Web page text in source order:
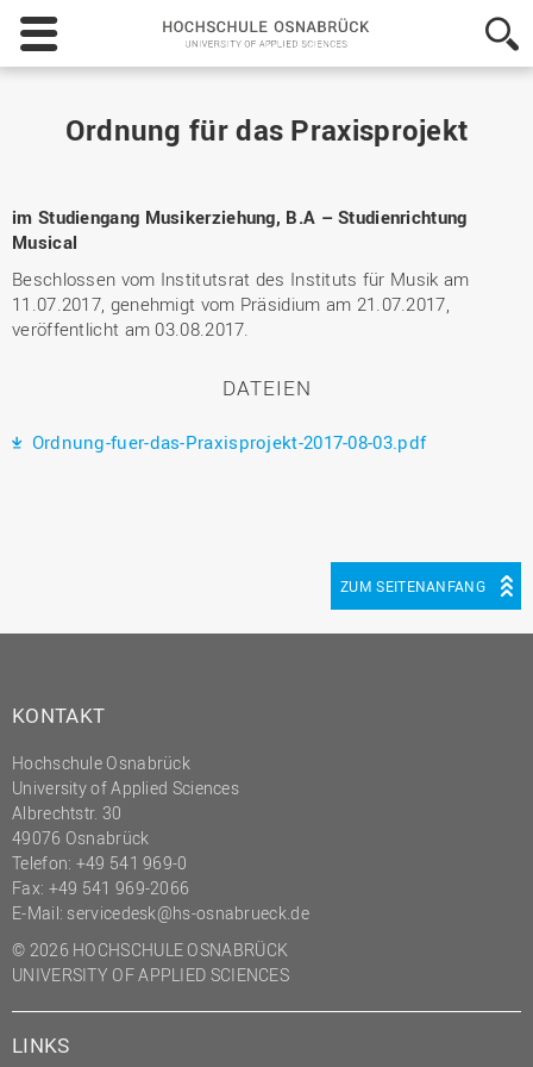
Hochschule
Osnabrück
-
of
Applied
Ordnung für das Praxisprojekt
im Studiengang Musikerziehung, B.A – Studienrichtung
Musical
Beschlossen vom Institutsrat des Instituts für Musik am
11.07.2017, genehmigt vom Präsidium am 21.07.2017,
veröffentlicht am 03.08.2017.
DATEIEN
Ordnung-fuer-das-Praxisprojekt-2017-08-03.pdf
ZUM SEITENANFANG
KONTAKT
Hochschule Osnabrück
University of Applied Sciences
Albrechtstr. 30
49076 Osnabrück
Telefon: +49 541 969-0
Fax: +49 541 969-2066
E-Mail: servicedesk@hs-osnabrueck.de
© 2026 HOCHSCHULE OSNABRÜCK
UNIVERSITY OF APPLIED SCIENCES
LINKS